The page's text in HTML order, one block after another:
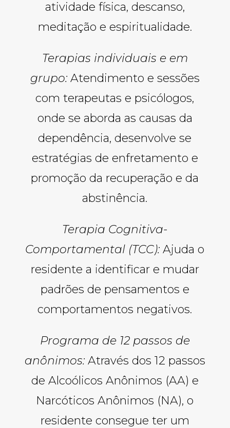
atividade física, descanso,
meditação e espiritualidade.
Terapias individuais e em
grupo: Atendimento e sessões
com terapeutas e psicólogos,
onde se aborda as causas da
dependência, desenvolve se
estratégias de enfretamento e
promoção da recuperação e da
abstinência.
Terapia Cognitiva-
Comportamental (TCC): Ajuda o
residente a identificar e mudar
padrões de pensamentos e
comportamentos negativos.
Programa de 12 passos de
anônimos: Através dos 12 passos
de Alcoólicos Anônimos (AA) e
Narcóticos Anônimos (NA), o
residente consegue ter um